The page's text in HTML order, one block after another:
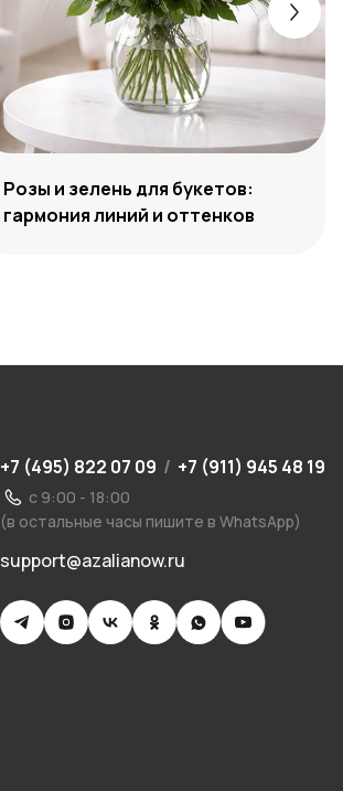
Розы и зелень для букетов:
гармония линий и оттенков
+7 (495) 822 07 09 / +7 (911) 945 48 19
с 9:00 - 18:00
(в остальные часы пишите в WhatsApp)
support@azalianow.ru